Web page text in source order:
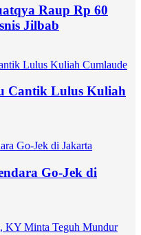
Raup Rp 60
Jilbab
Cantik Lulus Kuliah
Go-Jek di